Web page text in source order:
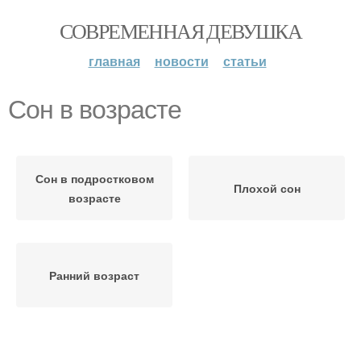
СОВРЕМЕННАЯ ДЕВУШКА
главная новости статьи
Сон в возрасте
Сон в подростковом
возрасте
Плохой сон
Ранний возраст